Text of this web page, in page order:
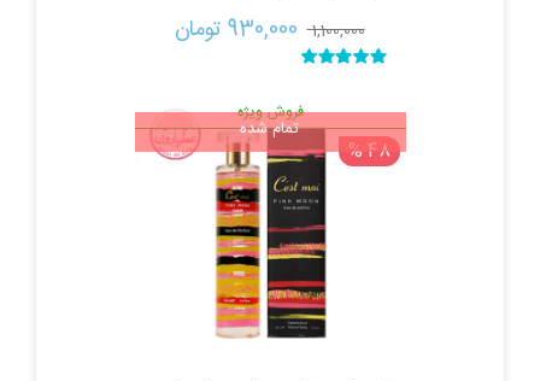
1,100,000 قیمت
1,100,000 تومان
بود.
930,000 تومان
930,000 تومان.
فروش ویژه
48 %
تمام شده